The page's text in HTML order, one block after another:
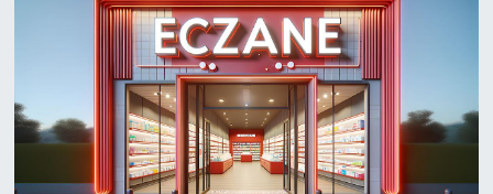
SINAVLAR
YARIŞMA/ETKİNLİKLER
AKADEMİK/BİLİM
MEVZUAT/KARARLAR